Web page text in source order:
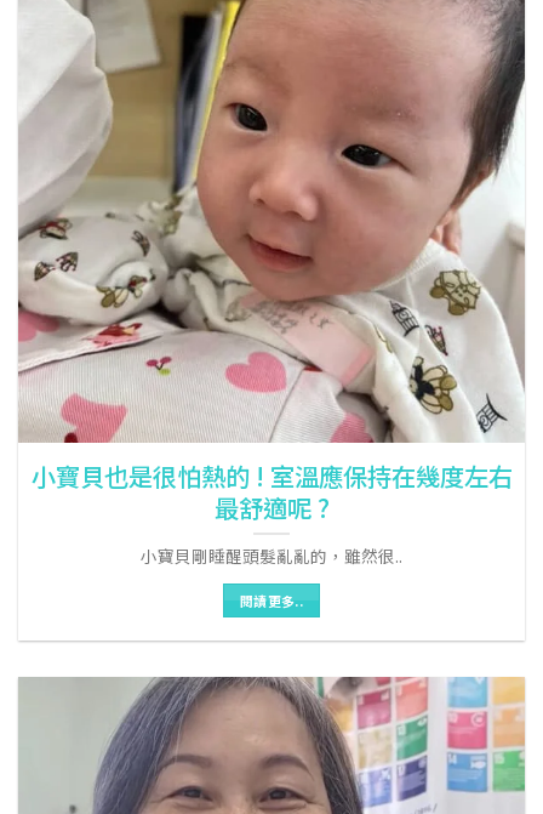
小寶貝也是很怕熱的 ! 室溫應保持在幾度左右
最舒適呢 ?
小寶貝剛睡醒頭髮亂亂的，雖然很..
閱讀更多..